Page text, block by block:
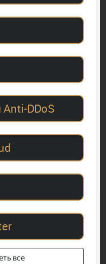
Anti-DDoS
все